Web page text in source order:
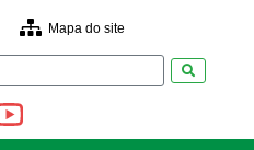
Mapa do site